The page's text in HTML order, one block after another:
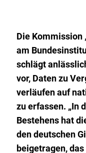
Die Kommission
am
schlägt
vor, Daten zu
verläufen auf
zu erfassen. „In
Bestehens hat
den deutschen
beigetragen,